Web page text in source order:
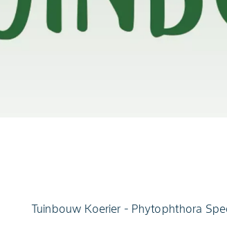
Tuinbouw Koerier - Phytophthora